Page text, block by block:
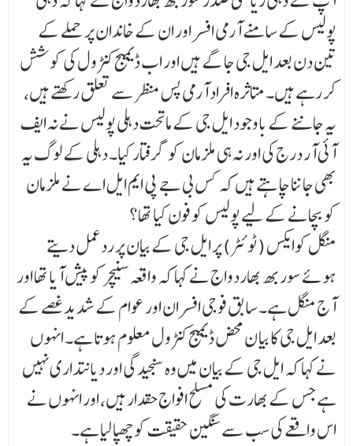
پولیس کے سامنے آرمی افسر اور ان کے خاندان پر حملے کے
تین دن بعد ایل جی جاگے ہیں اور اب ڈیمیج کنٹرول کی کوشش
کر رہے ہیں۔ متاثرہ افراد آرمی پس منظر سے تعلق رکھتے ہیں،
یہ جاننے کے باوجود ایل جی کے ماتحت دہلی پولیس نے نہ ایف
آئی آر درج کی اور نہ ہی ملزمان کو گرفتار کیا۔ دہلی کے لوگ یہ
بھی جاننا چاہتے ہیں کہ کس بی جے پی ایم ایل اے نے ملزمان
کو بچانے کے لیے پولیس کو فون کیا تھا؟
منگل کوایکس ( ٹوئٹر) پر ایل جی کے بیان پر ردعمل دیتے
ہوئے سوربھ بھاردواج نے کہا کہ واقعہ سنیچر کو پیش آیا تھا اور
آج منگل ہے۔ سابق فوجی افسران اور عوام کے شدید غصے کے
بعد ایل جی کا بیا ن محض ڈیمیج کنٹرول معلوم ہوتا ہے۔ انہوں
نے کہا کہ ایل جی کے بیان میں وہ سنجیدگی اور دیانتداری نہیں
ہے جس کے بھارت کی مسلح افواج حقدار ہیں، اور انہوں نے
اس واقعے کی سب سے سنگین حقیقت کو چھپا لیا ہے۔